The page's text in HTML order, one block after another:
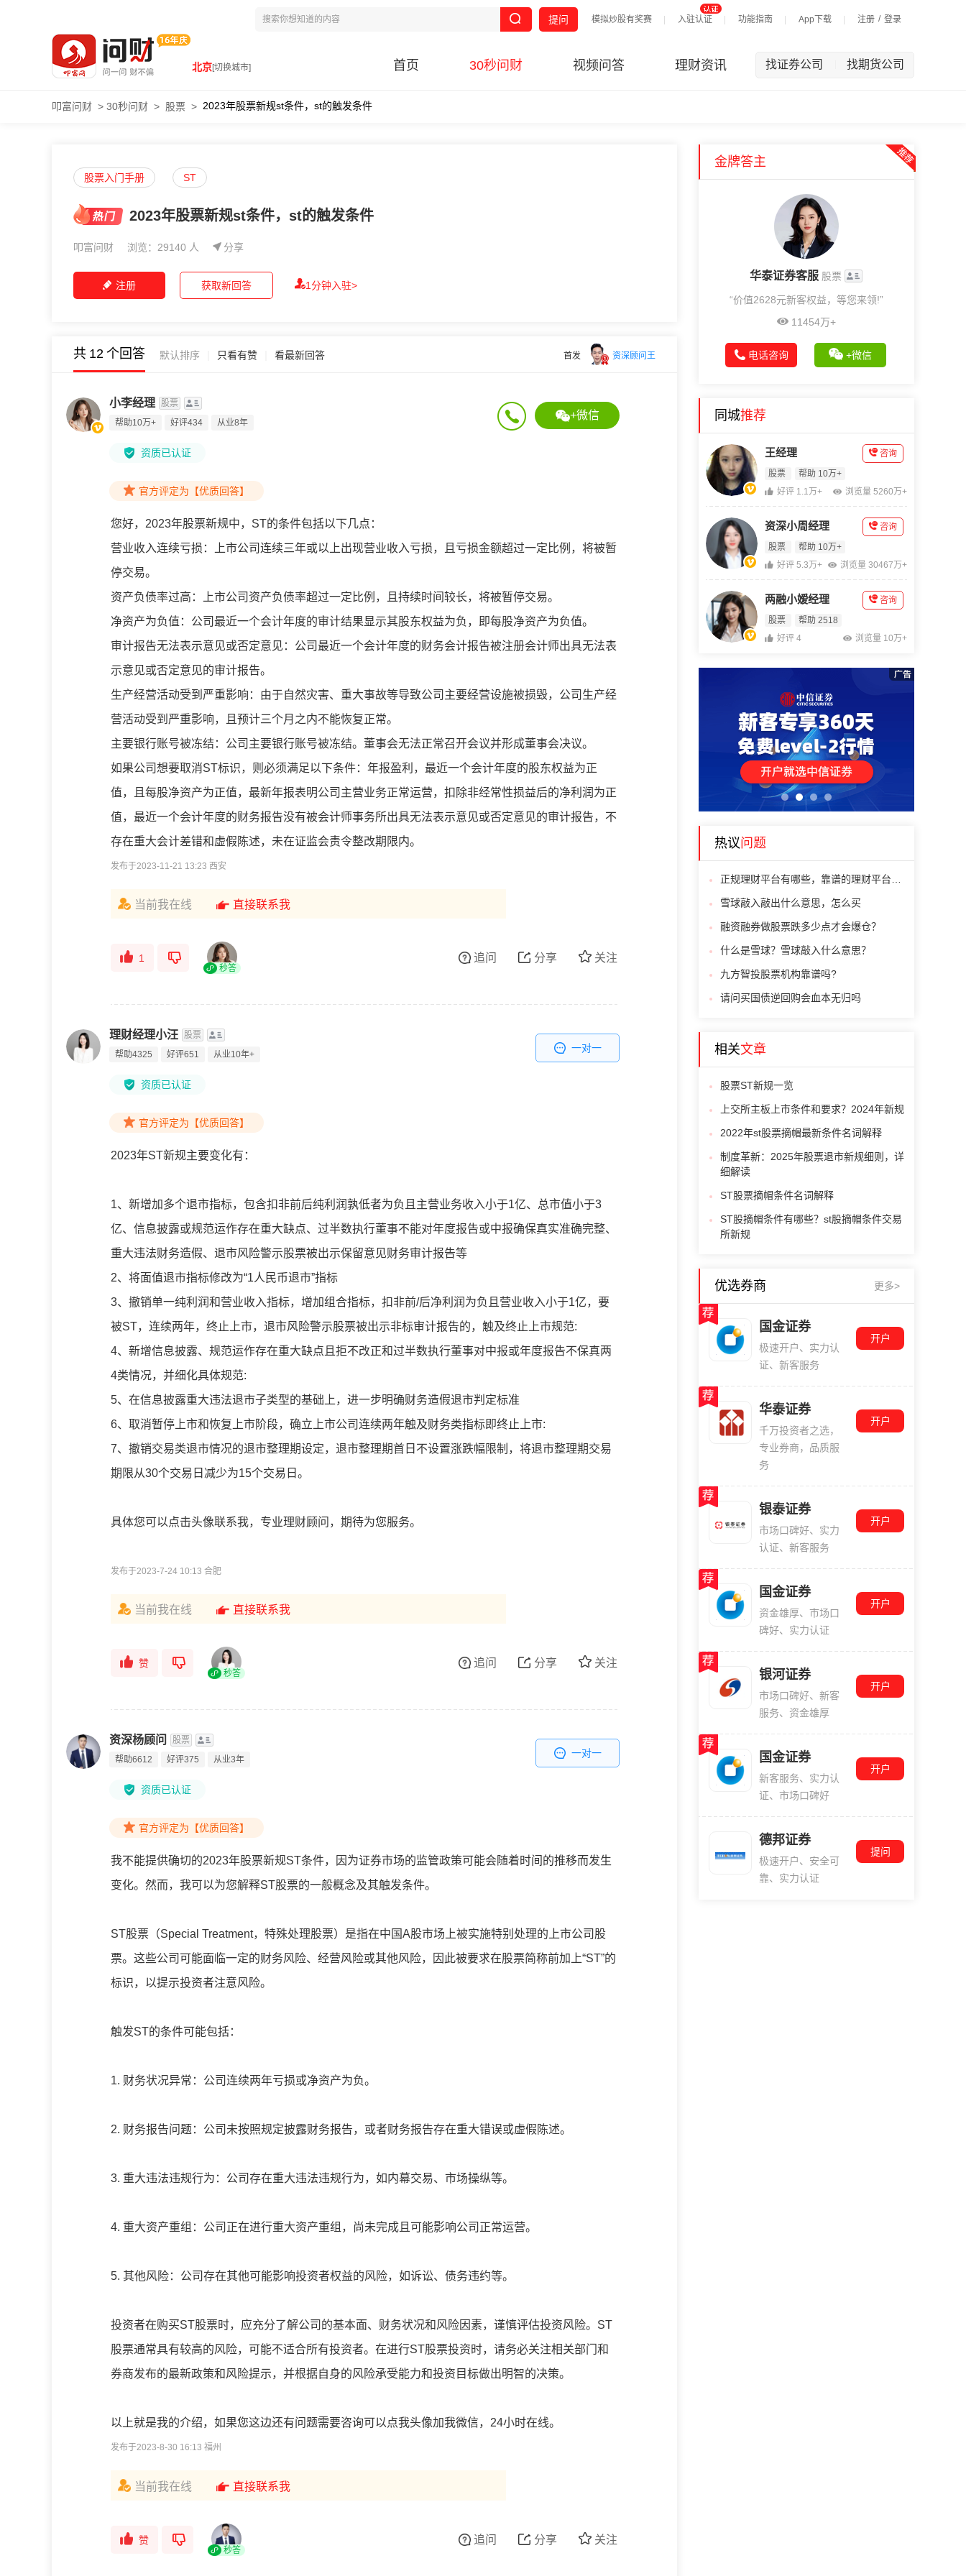
模拟炒股有奖赛 入驻认证 功能指南 App下载 注册 / 登录
提问
北京[切换城市] 首页 30秒问财 视频问答 理财资讯 找证券公司 找期货公司
叩富问财 > 30秒问财 > 股票 > 2023年股票新规st条件，st的触发条件
股票入门手册 ST
2023年股票新规st条件，st的触发条件
叩富问财 浏览：29140 人 分享
注册 1分钟入驻>
获取新回答
共 12 个回答 默认排序 只看有赞 看最新回答 首发 资深顾问王
+微信
小李经理 股票
帮助10万+
好评434 从业8年
资质已认证
官方评定为【优质回答】
您好， 2023年股票新规中，ST的条件包括以下几点：
营业收入连续亏损：上市公司连续三年或以上出现营业收入亏损，且亏损金额超过一定比例，将被暂
停交易。
资产负债率过高：上市公司资产负债率超过一定比例，且持续时间较长，将被暂停交易。
净资产为负值：公司最近一个会计年度的审计结果显示其股东权益为负，即每股净资产为负值。
审计报告无法表示意见或否定意见：公司最近一个会计年度的财务会计报告被注册会计师出具无法表
示意见或否定意见的审计报告。
生产经营活动受到严重影响：由于自然灾害、重大事故等导致公司主要经营设施被损毁，公司生产经
营活动受到严重影响，且预计三个月之内不能恢复正常。
主要银行账号被冻结：公司主要银行账号被冻结。董事会无法正常召开会议并形成董事会决议。
如果公司想要取消ST标识，则必须满足以下条件：年报盈利，最近一个会计年度的股东权益为正
值，且每股净资产为正值，最新年报表明公司主营业务正常运营，扣除非经常性损益后的净利润为正
值，最近一个会计年度的财务报告没有被会计师事务所出具无法表示意见或否定意见的审计报告，不
存在重大会计差错和虚假陈述，未在证监会责令整改期限内。
发布于2023-11-21 13:23 西安
当前我在线 直接联系我
1
秒答
关注
分享
追问
一对一
理财经理小汪 股票
帮助4325
好评651 从业10年+
资质已认证
官方评定为【优质回答】
2023年ST新规主要变化有：
1、新增加多个退市指标，包含扣非前后纯利润孰低者为负且主营业务收入小于1亿、总市值小于3
亿、信息披露或规范运作存在重大缺点、过半数执行董事不能对年度报告或中报确保真实准确完整、
重大违法财务造假、退市风险警示股票被出示保留意见财务审计报告等
2、将面值退市指标修改为“1人民币退市”指标
3、撤销单一纯利润和营业收入指标，增加组合指标，扣非前/后净利润为负且营业收入小于1亿，要
被ST，连续两年，终止上市，退市风险警示股票被出示非标审计报告的，触及终止上市规范:
4、新增信息披露、规范运作存在重大缺点且拒不改正和过半数执行董事对中报或年度报告不保真两
4类情况，并细化具体规范:
5、在信息披露重大违法退市子类型的基础上，进一步明确财务造假退市判定标准
6、取消暂停上市和恢复上市阶段，确立上市公司连续两年触及财务类指标即终止上市:
7、撤销交易类退市情况的退市整理期设定，退市整理期首日不设置涨跌幅限制，将退市整理期交易
期限从30个交易日减少为15个交易日。
具体您可以点击头像联系我，专业理财顾问，期待为您服务。
发布于2023-7-24 10:13 合肥
当前我在线 直接联系我
赞
秒答
关注
分享
追问
一对一
资深杨顾问
股票
帮助6612
好评375 从业3年
资质已认证
官方评定为【优质回答】
我不能提供确切的2023年股票新规ST条件，因为证券市场的监管政策可能会随着时间的推移而发生
变化。然而，我可以为您解释ST股票的一般概念及其触发条件。
ST股票（Special Treatment，特殊处理股票）是指在中国A股市场上被实施特别处理的上市公司股
票。这些公司可能面临一定的财务风险、经营风险或其他风险，因此被要求在股票简称前加上“ST”的
标识，以提示投资者注意风险。
触发ST的条件可能包括：
1. 财务状况异常：公司连续两年亏损或净资产为负。
2. 财务报告问题：公司未按照规定披露财务报告，或者财务报告存在重大错误或虚假陈述。
3. 重大违法违规行为：公司存在重大违法违规行为，如内幕交易、市场操纵等。
4. 重大资产重组：公司正在进行重大资产重组，尚未完成且可能影响公司正常运营。
5. 其他风险：公司存在其他可能影响投资者权益的风险，如诉讼、债务违约等。
投资者在购买ST股票时，应充分了解公司的基本面、财务状况和风险因素，谨慎评估投资风险。ST
股票通常具有较高的风险，可能不适合所有投资者。在进行ST股票投资时，请务必关注相关部门和
券商发布的最新政策和风险提示，并根据自身的风险承受能力和投资目标做出明智的决策。
以上就是我的介绍，如果您这边还有问题需要咨询可以点我头像加我微信，24小时在线。
发布于2023-8-30 16:13 福州
当前我在线 直接联系我
赞
秒答
关注
分享
追问
金牌答主
华泰证券客服 股票
“价值2628元新客权益，等您来领!”
11454万+
电话咨询 +微信
同城推荐
王经理
股票 帮助 10万+
咨询
好评 1.1万+ 浏览量 5260万+
资深小周经理
股票 帮助 10万+
咨询
好评 5.3万+ 浏览量 30467万+
两融小嫒经理
股票 帮助 2518
咨询
好评 4 浏览量 10万+
1
热议问题
雪球敲入敲出什么意思，怎么买
融资融券做股票跌多少点才会爆仓？
什么是雪球？雪球敲入什么意思？
九方智投股票机构靠谱吗?
请问买国债逆回购会血本无归吗
相关文章
股票ST新规一览
上交所主板上市条件和要求？2024年新规
2022年st股票摘帽最新条件名词解释
制度革新：2025年股票退市新规细则，详
细解读
ST股票摘帽条件名词解释
ST股摘帽条件有哪些？st股摘帽条件交易
所新规
优选券商 更多>
国金证券
极速开户、实力认
证、新客服务
开户
华泰证券
千万投资者之选，
专业券商，品质服
务
开户
银泰证券
市场口碑好、实力
认证、新客服务
开户
国金证券
资金雄厚、市场口
碑好、实力认证
开户
银河证券
市场口碑好、新客
服务、资金雄厚
开户
国金证券
新客服务、实力认
证、市场口碑好
开户
德邦证券
极速开户、安全可
靠、实力认证
提问